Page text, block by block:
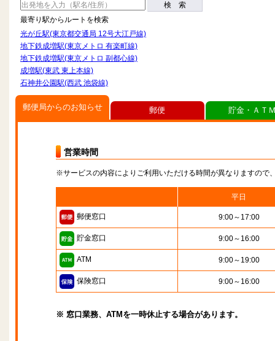
検 索
最寄り駅からルートを検索
光が丘駅(東京都交通局 12号大江戸線)
地下鉄成増駅(東京メトロ 有楽町線)
地下鉄成増駅(東京メトロ 副都心線)
成増駅(東武 東上本線)
石神井公園駅(西武 池袋線)
郵便局からのお知らせ
営業時間
※サービスの内容によりご利用いただける時間が異なりますので
平日
郵便窓口 9:00～17:00
貯金窓口 9:00～16:00
ATM 9:00～19:00
保険窓口 9:00～16:00
※ 窓口業務、ATMを一時休止する場合があります。
郵便 貯金・ＡＴ